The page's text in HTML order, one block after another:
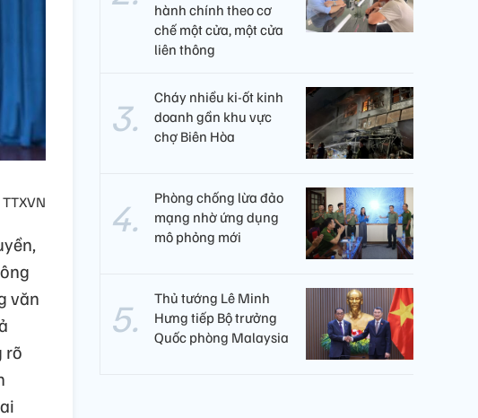
văn
rõ
hành chính theo cơ
chế một cửa, một cửa
liên thông
Cháy nhiều ki-ốt kinh
doanh gần khu vực
chợ Biên Hòa
Phòng chống lừa đảo
mạng nhờ ứng dụng
mô phỏng mới
Thủ tướng Lê Minh
Hưng tiếp Bộ trưởng
Quốc phòng Malaysia